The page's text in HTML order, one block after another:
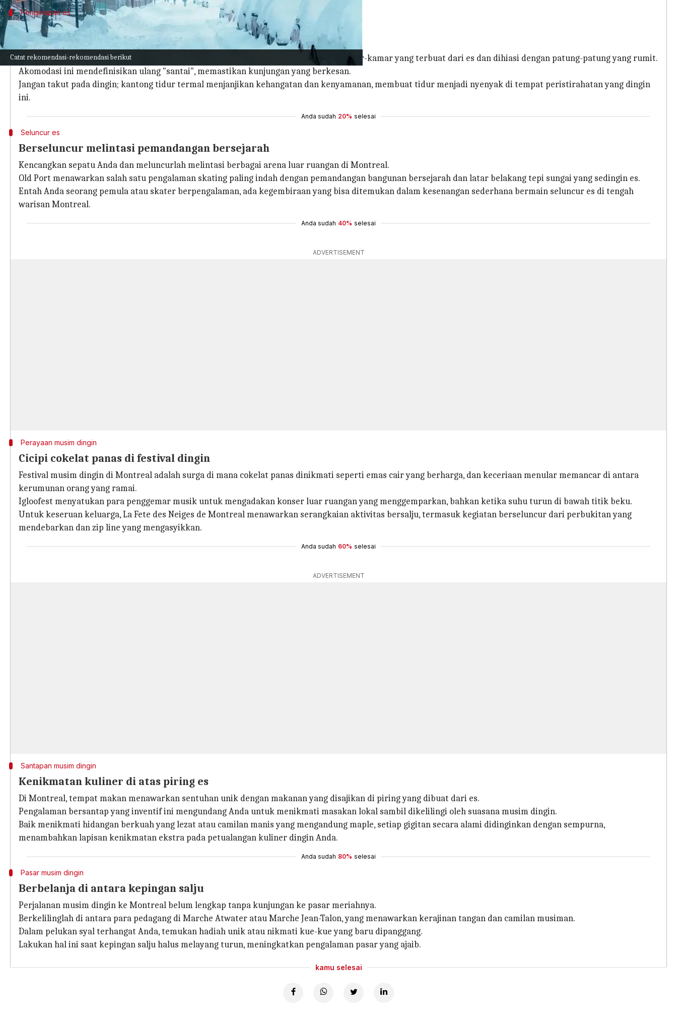
Catat rekomendasi-rekomendasi berikut
Penginapan es
Liburan glasial di kota
Bayangkan tidur malam di dalam dinding es dan di bawah bintang-bintang.
Hotel es di Montreal menawarkan pengalaman menginap yang luar biasa, dengan kamar-kamar yang terbuat dari es dan dihiasi dengan patung-patung yang rumit.
Akomodasi ini mendefinisikan ulang "santai", memastikan kunjungan yang berkesan.
Jangan takut pada dingin; kantong tidur termal menjanjikan kehangatan dan kenyamanan, membuat tidur menjadi nyenyak di tempat peristirahatan yang dingin
ini.
Anda sudah 20% selesai
Seluncur es
Berseluncur melintasi pemandangan bersejarah
Kencangkan sepatu Anda dan meluncurlah melintasi berbagai arena luar ruangan di Montreal.
Old Port menawarkan salah satu pengalaman skating paling indah dengan pemandangan bangunan bersejarah dan latar belakang tepi sungai yang sedingin es.
Entah Anda seorang pemula atau skater berpengalaman, ada kegembiraan yang bisa ditemukan dalam kesenangan sederhana bermain seluncur es di tengah
warisan Montreal.
Anda sudah 40% selesai
ADVERTISEMENT
Perayaan musim dingin
Cicipi cokelat panas di festival dingin
Festival musim dingin di Montreal adalah surga di mana cokelat panas dinikmati seperti emas cair yang berharga, dan keceriaan menular memancar di antara
kerumunan orang yang ramai.
Igloofest menyatukan para penggemar musik untuk mengadakan konser luar ruangan yang menggemparkan, bahkan ketika suhu turun di bawah titik beku.
Untuk keseruan keluarga, La Fete des Neiges de Montreal menawarkan serangkaian aktivitas bersalju, termasuk kegiatan berseluncur dari perbukitan yang
mendebarkan dan zip line yang mengasyikkan.
Anda sudah 60% selesai
ADVERTISEMENT
Santapan musim dingin
Kenikmatan kuliner di atas piring es
Di Montreal, tempat makan menawarkan sentuhan unik dengan makanan yang disajikan di piring yang dibuat dari es.
Pengalaman bersantap yang inventif ini mengundang Anda untuk menikmati masakan lokal sambil dikelilingi oleh suasana musim dingin.
Baik menikmati hidangan berkuah yang lezat atau camilan manis yang mengandung maple, setiap gigitan secara alami didinginkan dengan sempurna,
menambahkan lapisan kenikmatan ekstra pada petualangan kuliner dingin Anda.
Anda sudah 80% selesai
Pasar musim dingin
Berbelanja di antara kepingan salju
Perjalanan musim dingin ke Montreal belum lengkap tanpa kunjungan ke pasar meriahnya.
Berkelilinglah di antara para pedagang di Marche Atwater atau Marche Jean-Talon, yang menawarkan kerajinan tangan dan camilan musiman.
Dalam pelukan syal terhangat Anda, temukan hadiah unik atau nikmati kue-kue yang baru dipanggang.
Lakukan hal ini saat kepingan salju halus melayang turun, meningkatkan pengalaman pasar yang ajaib.
kamu selesai